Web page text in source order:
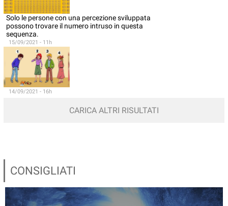
Solo le persone con una percezione sviluppata
possono trovare il numero intruso in questa
sequenza.
15/09/2021 - 11h
14/09/2021 - 16h
CARICA ALTRI RISULTATI
CONSIGLIATI